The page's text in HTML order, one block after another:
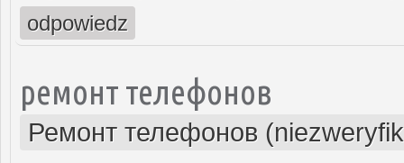
odpowiedz
ремонт телефонов
Ремонт телефонов